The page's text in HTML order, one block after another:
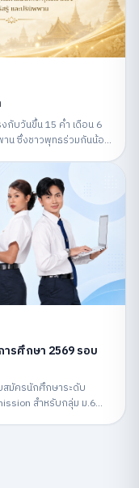
กับวันขึ้น 15 ค่ำ เดือน 6
าน ซึ่งชาวพุทธร่วมกันน้อม
รศึกษา 2569 รอบ
สมัครนักศึกษาระดับ
สำหรับกลุ่ม ม.6